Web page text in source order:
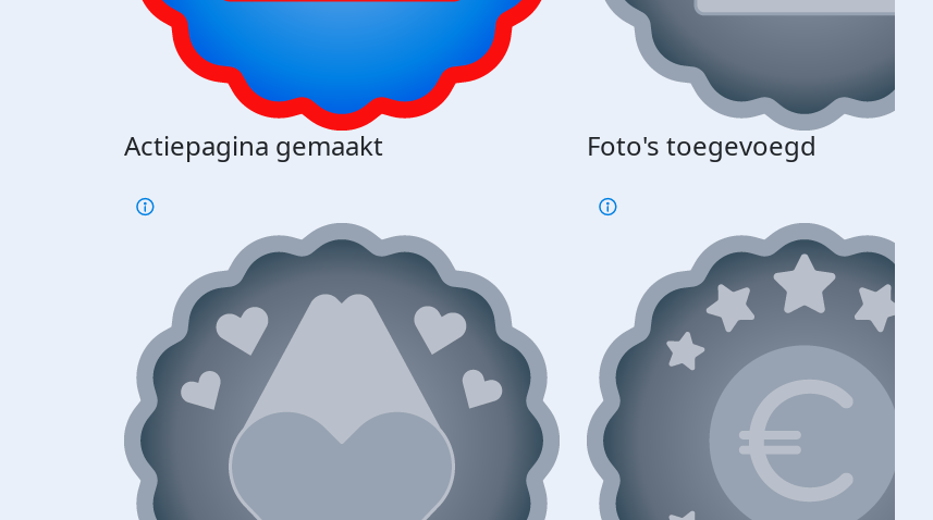
Actiepagina gemaakt Foto's toegevoegd